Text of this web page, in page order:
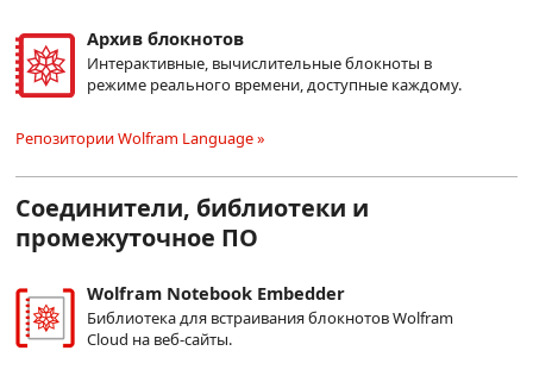
Архив блокнотов
Интерактивные, вычислительные блокноты в
режиме реального времени, доступные каждому.
Репозитории Wolfram Language »
Соединители, библиотеки и
промежуточное ПО
Wolfram Notebook Embedder
Библиотека для встраивания блокнотов Wolfram
Cloud на веб-сайты.